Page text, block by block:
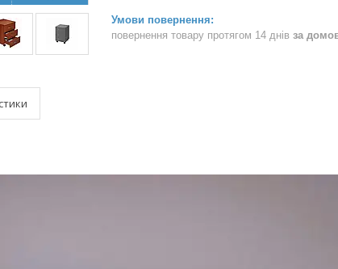
повернення товару протягом 14 днів за